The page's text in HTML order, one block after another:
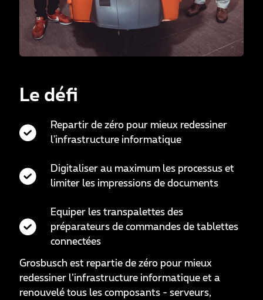
Le défi
Repartir de zéro pour mieux redessiner
l'infrastructure informatique
Digitaliser au maximum les processus et
limiter les impressions de documents
Equiper les transpalettes des
préparateurs de commandes de tablettes
connectées
Grosbusch est repartie de zéro pour mieux
redessiner l’infrastructure informatique et a
renouvelé tous les composants - serveurs,